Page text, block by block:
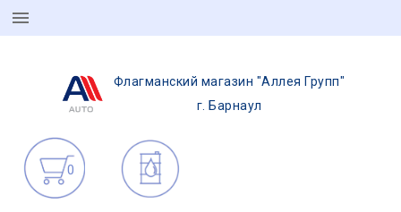
Флагманский магазин "Аллея Групп"
г. Барнаул
0